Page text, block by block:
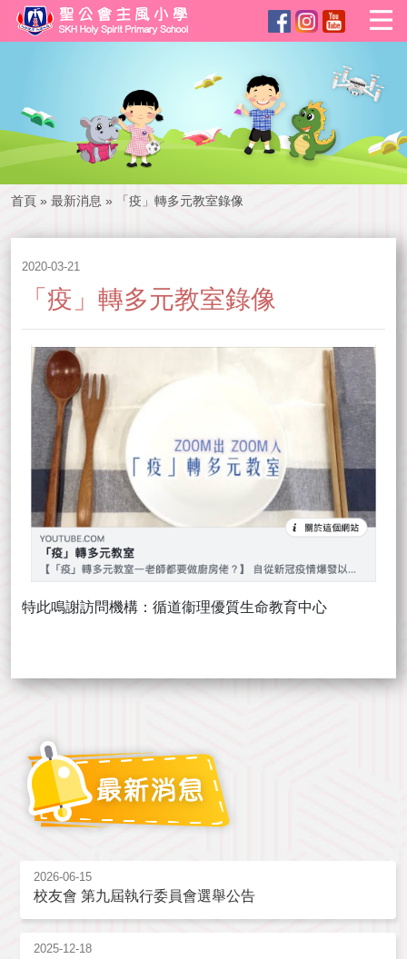
首頁 » 最新消息 » 「疫」轉多元教室錄像
2020-03-21
「疫」轉多元教室錄像
特此鳴謝訪問機構：循道衞理優質生命教育中心
2026-06-15
校友會 第九屆執行委員會選舉公告
2025-12-18